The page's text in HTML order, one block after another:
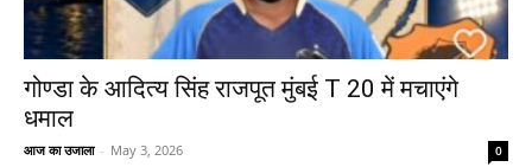
गोण्डा के आदित्य सिंह राजपूत मुंबई T 20 में मचाएंगे
धमाल
आज का उजाला - May 3, 2026 0